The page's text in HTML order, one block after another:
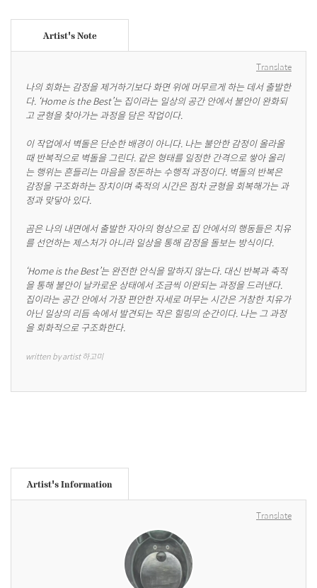
Artist's Note
Translate
나의 회화는 감정을 제거하기보다 화면 위에 머무르게 하는 데서 출발한
다. ‘Home is the Best’는 집이라는 일상의 공간 안에서 불안이 완화되
고 균형을 찾아가는 과정을 담은 작업이다.
이 작업에서 벽돌은 단순한 배경이 아니다. 나는 불안한 감정이 올라올
때 반복적으로 벽돌을 그린다. 같은 형태를 일정한 간격으로 쌓아 올리
는 행위는 흔들리는 마음을 정돈하는 수행적 과정이다. 벽돌의 반복은
감정을 구조화하는 장치이며 축적의 시간은 점차 균형을 회복해가는 과
정과 맞닿아 있다.
곰은 나의 내면에서 출발한 자아의 형상으로 집 안에서의 행동들은 치유
를 선언하는 제스처가 아니라 일상을 통해 감정을 돌보는 방식이다.
‘Home is the Best’는 완전한 안식을 말하지 않는다. 대신 반복과 축적
을 통해 불안이 날카로운 상태에서 조금씩 이완되는 과정을 드러낸다.
집이라는 공간 안에서 가장 편안한 자세로 머무는 시간은 거창한 치유가
아닌 일상의 리듬 속에서 발견되는 작은 힐링의 순간이다. 나는 그 과정
을 회화적으로 구조화한다.
written by artist 하고미
Artist's Information
Translate